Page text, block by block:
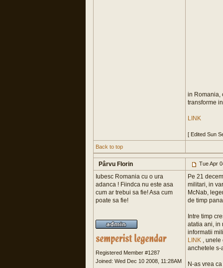
in Romania,
transforme
LINK
[ Edited Sun
Back to top
Pârvu Florin Tue Apr
Iubesc Romania cu o ura
adanca ! Fiindca nu este asa
cum ar trebui sa fie! Asa cum
poate sa fie!
Registered Member #1287
Joined: Wed Dec 10 2008, 11:28AM
Pe 21
militari, in
McNab,
de timp
Intre timp
atatia ani, in
informatii
LINK , unele
anchetele s-
N-as vrea